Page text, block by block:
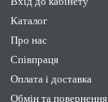
Каталог
Про нас
Співпраця
Оплата і доставка
Обмін та повернення